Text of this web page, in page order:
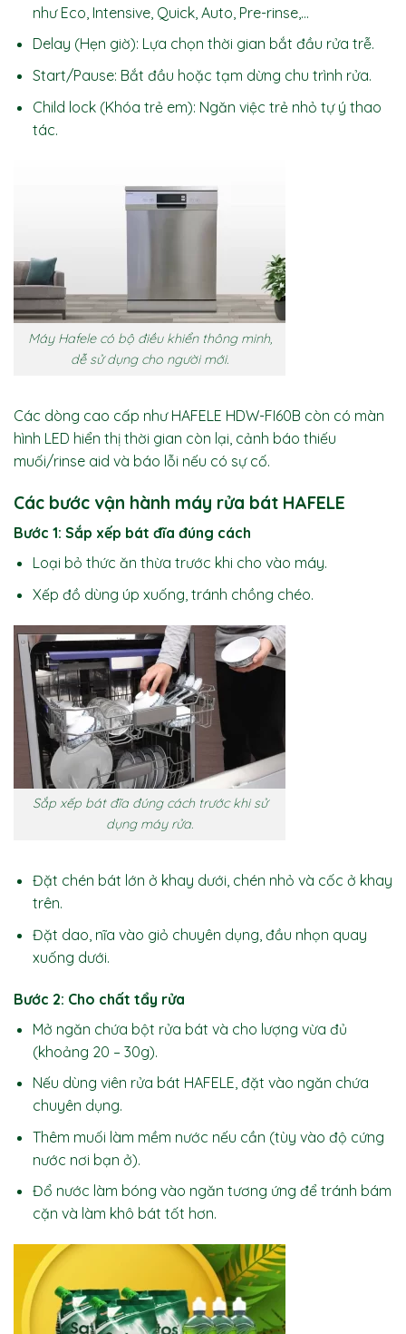
như Eco, Intensive, Quick, Auto, Pre-rinse,…
Delay (Hẹn giờ): Lựa chọn thời gian bắt đầu rửa trễ.
Start/Pause: Bắt đầu hoặc tạm dừng chu trình rửa.
Child lock (Khóa trẻ em): Ngăn việc trẻ nhỏ tự ý thao
tác.
Máy Hafele có bộ điều khiển thông minh,
dễ sử dụng cho người mới.
Các dòng cao cấp như HAFELE HDW-FI60B còn có màn
hình LED hiển thị thời gian còn lại, cảnh báo thiếu
muối/rinse aid và báo lỗi nếu có sự cố.
Các bước vận hành máy rửa bát HAFELE
Bước 1: Sắp xếp bát đĩa đúng cách
Loại bỏ thức ăn thừa trước khi cho vào máy.
Xếp đồ dùng úp xuống, tránh chồng chéo.
Sắp xếp bát đĩa đúng cách trước khi sử
dụng máy rửa.
Đặt chén bát lớn ở khay dưới, chén nhỏ và cốc ở khay
trên.
Đặt dao, nĩa vào giỏ chuyên dụng, đầu nhọn quay
xuống dưới.
Bước 2: Cho chất tẩy rửa
Mở ngăn chứa bột rửa bát và cho lượng vừa đủ
(khoảng 20 – 30g).
Nếu dùng viên rửa bát HAFELE, đặt vào ngăn chứa
chuyên dụng.
Thêm muối làm mềm nước nếu cần (tùy vào độ cứng
nước nơi bạn ở).
Đổ nước làm bóng vào ngăn tương ứng để tránh bám
cặn và làm khô bát tốt hơn.